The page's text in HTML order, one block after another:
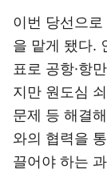
이번 당선으
을 맡게 됐다.
표로 공항·항
지만 원도심
문제 등 해결
와의 협력을
끌어야 하는